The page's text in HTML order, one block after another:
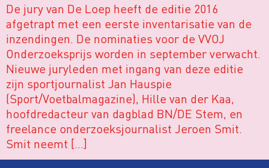
De jury van De Loep heeft de editie 2016
afgetrapt met een eerste inventarisatie van de
inzendingen. De nominaties voor de VVOJ
Onderzoeksprijs worden in september verwacht.
Nieuwe juryleden met ingang van deze editie
zijn sportjournalist Jan Hauspie
(Sport/Voetbalmagazine), Hille van der Kaa,
hoofdredacteur van dagblad BN/DE Stem, en
freelance onderzoeksjournalist Jeroen Smit.
Smit neemt […]